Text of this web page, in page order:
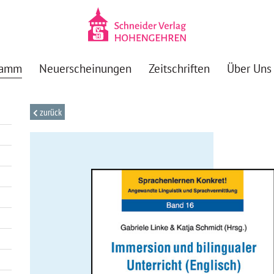
Neuerscheinungen Zeitschriften Über Uns
zurück